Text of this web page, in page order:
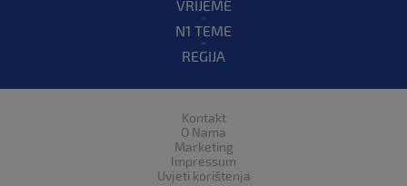
VRIJEME
N1 TEME
REGIJA
Kontakt
O Nama
Marketing
Impressum
Uvjeti korištenja